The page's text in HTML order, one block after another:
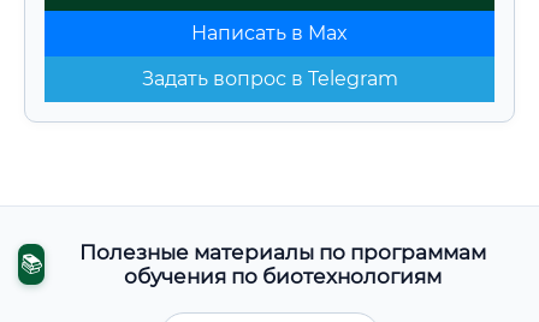
Написать в Max
Задать вопрос в Telegram
📚
Полезные материалы по программам
обучения по биотехнологиям